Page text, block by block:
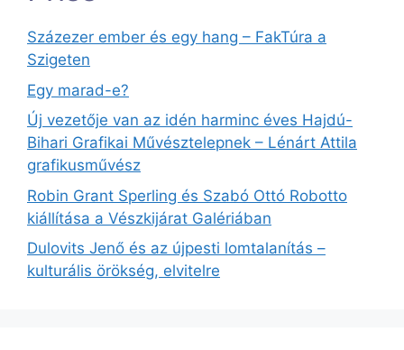
Százezer ember és egy hang – FakTúra a
Szigeten
Egy marad-e?
Új vezetője van az idén harminc éves Hajdú-
Bihari Grafikai Művésztelepnek – Lénárt Attila
grafikusművész
Robin Grant Sperling és Szabó Ottó Robotto
kiállítása a Vészkijárat Galériában
Dulovits Jenő és az újpesti lomtalanítás –
kulturális örökség, elvitelre